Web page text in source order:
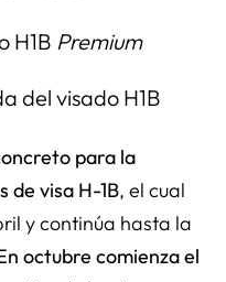
H1B Premium
del visado H1B
para la
de visa H-1B, el cual
y continúa hasta la
octubre comienza el